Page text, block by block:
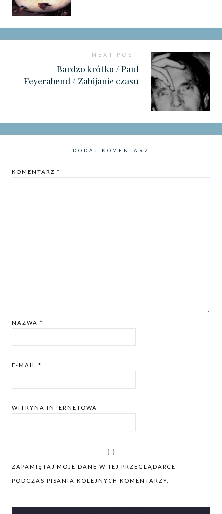
NEXT POST
Bardzo krótko / Paul
Feyerabend / Zabijanie czasu
DODAJ KOMENTARZ
KOMENTARZ *
NAZWA *
E-MAIL *
WITRYNA INTERNETOWA
ZAPAMIĘTAJ MOJE DANE W TEJ PRZEGLĄDARCE
PODCZAS PISANIA KOLEJNYCH KOMENTARZY.